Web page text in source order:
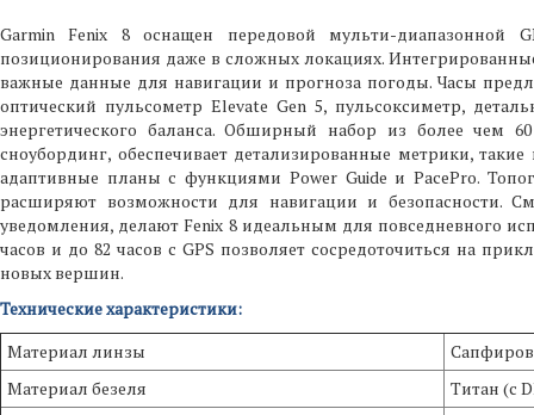
Garmin Fenix 8 оснащен передовой мульти-диапазонной
позиционирования даже в сложных локациях.
важные данные для навигации и прогноза погоды. Часы
оптический пульсометр Elevate Gen 5, пульсоксиметр,
энергетического баланса. Обширный набор из более чем
сноубординг, обеспечивает детализированные метрики,
адаптивные планы с функциями Power Guide и PacePro.
расширяют возможности для навигации и безопасности.
уведомления, делают Fenix 8 идеальным для повседневного
часов и до 82 часов с GPS позволяет сосредоточиться на
новых вершин.
Технические характеристики:
Материал линзы
Материал безеля
Титан (с